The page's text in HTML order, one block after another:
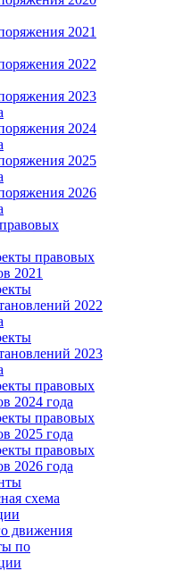
2021
2022
2023
2024
2025
2026
правовых
2021
2022
2023
правовых
2024 года
правовых
2025 года
правовых
2026 года
схема
движения
по